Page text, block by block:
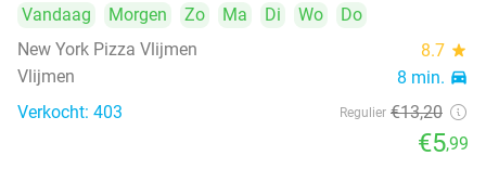
Vandaag Morgen Zo Ma Di Wo
Do
New York Pizza Vlijmen
8.7 star
Vlijmen 8 min. directions_car
Verkocht: 403 Regulier €13,20
€5,99